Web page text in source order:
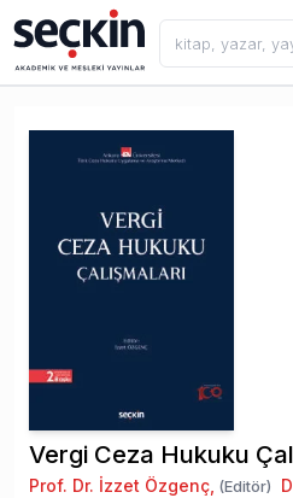
Vergi Ceza Hukuku
Prof. Dr. İzzet Özgenç, (Editör)